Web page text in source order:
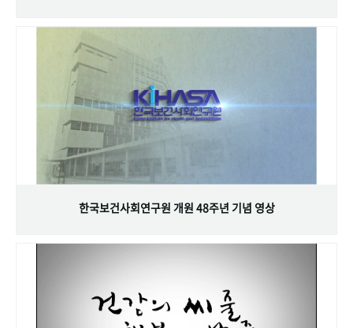
VR 역사관
한국보건사회연구원 개원 48주년 기념 영상